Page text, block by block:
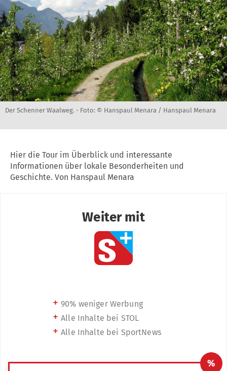
Der Schenner Waalweg. - Foto: © Hanspaul Menara / Hanspaul Menara
Hier die Tour im Überblick und interessante
Informationen über lokale Besonderheiten und
Geschichte. Von Hanspaul Menara